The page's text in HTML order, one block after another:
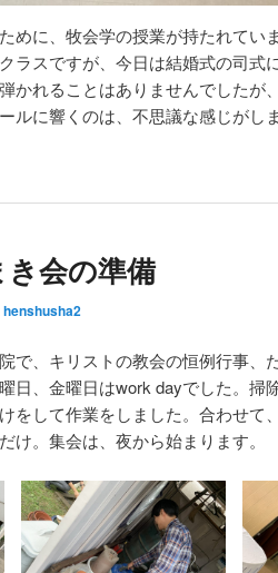
めに、牧会学の授業が持たれてい
ラスですが、今日は結婚式の司式
かれることはありませんでしたが
ルに響くのは、不思議な感じがしま
会の準備
henshusha2
で、キリストの教会の恒例行事、
日、金曜日はwork dayでした。掃
をして作業をしました。合わせて
け。集会は、夜から始まります。